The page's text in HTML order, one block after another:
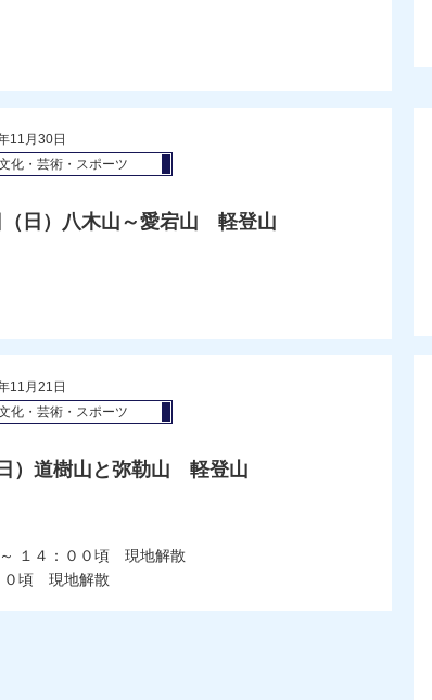
11月30日
化・芸術・スポーツ
（日）八木山～愛宕山 軽登山
11月21日
化・芸術・スポーツ
）道樹山と弥勒山 軽登山
１４：００頃 現地解散
０頃 現地解散